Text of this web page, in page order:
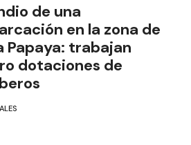
de una
en la zona de
Papaya: trabajan
dotaciones de